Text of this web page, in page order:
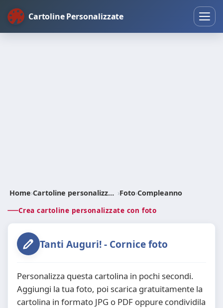
Cartoline Personalizzate
Home› Cartoline personalizzate ›Foto›Compleanno
Crea cartoline personalizzate con foto
Tanti Auguri! - Cornice foto
Personalizza questa cartolina in pochi secondi.
Aggiungi la tua foto, poi scarica gratuitamente la
cartolina in formato JPG o PDF oppure condividila